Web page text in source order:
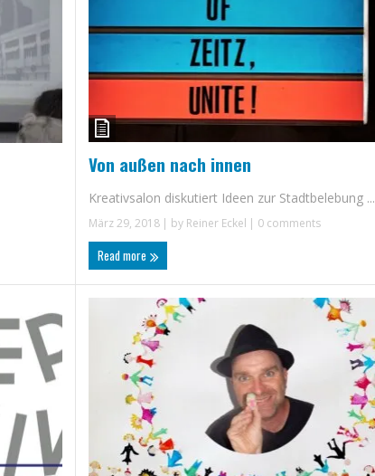
Von außen nach innen
Kreativsalon diskutiert Ideen zur Stadtbelebung ...
März 29, 2018 | by Reiner Eckel | 0 comments
Read more